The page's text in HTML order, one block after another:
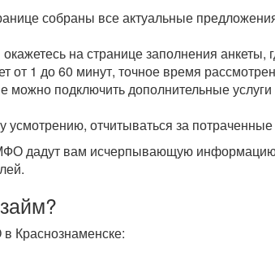
собраны все актуальные
на странице заполнения
от 1 до 60 минут, точное время
можно подключить дополнительные
усмотрению, отчитываться за
дадут вам исчерпывающую информацию
Краснознаменске: